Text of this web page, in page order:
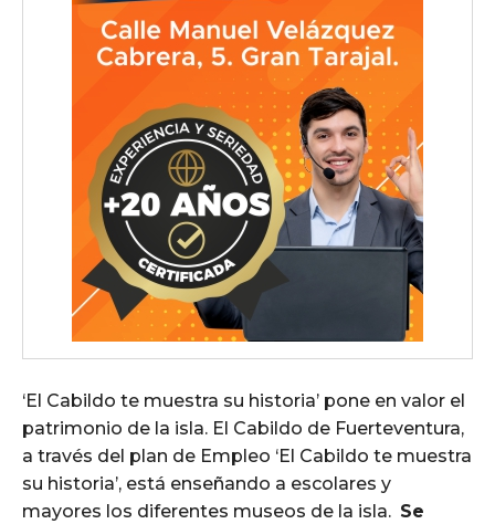
‘El Cabildo te muestra su historia’ pone en valor el
patrimonio de la isla. El Cabildo de Fuerteventura,
a través del plan de Empleo ‘El Cabildo te muestra
su historia’, está enseñando a escolares y
mayores los diferentes museos de la isla. Se